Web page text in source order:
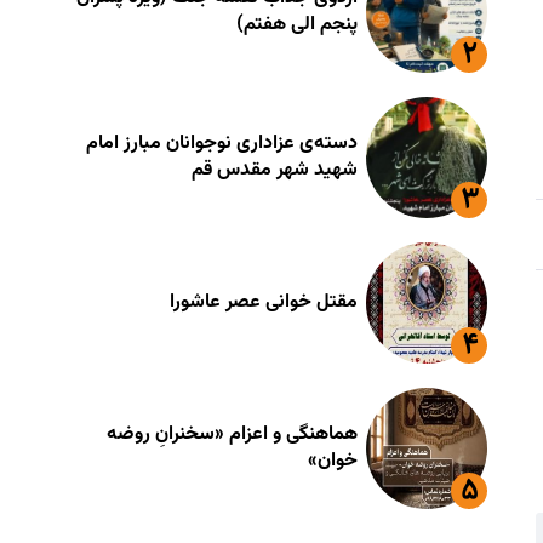
پنجم الی هفتم)
دسته‌ی عزاداری نوجوانان مبارز امام
شهید شهر مقدس قم
مقتل خوانی عصر عاشورا
هماهنگی و اعزام «سخنرانِ روضه
خوان»